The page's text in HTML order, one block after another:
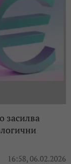
засилва
16:58, 06.02.2026